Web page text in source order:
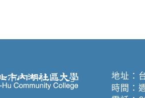
地址：
時間：